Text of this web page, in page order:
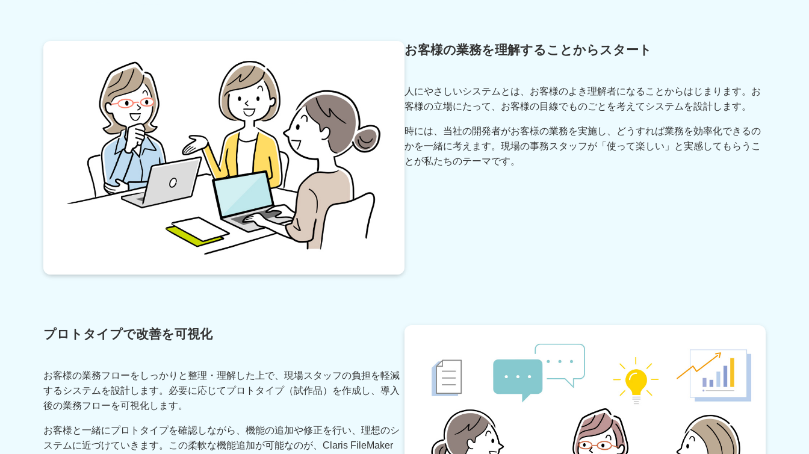
お客様の業務を理解することからスタート
人にやさしいシステムとは、お客様のよき理解者になることからはじまります。お
客様の立場にたって、お客様の目線でものごとを考えてシステムを設計します。
時には、当社の開発者がお客様の業務を実施し、どうすれば業務を効率化できるの
かを一緒に考えます。現場の事務スタッフが「使って楽しい」と実感してもらうこ
とが私たちのテーマです。
プロトタイプで改善を可視化
お客様の業務フローをしっかりと整理・理解した上で、現場スタッフの負担を軽減
するシステムを設計します。必要に応じてプロトタイプ（試作品）を作成し、導入
後の業務フローを可視化します。
お客様と一緒にプロトタイプを確認しながら、機能の追加や修正を行い、理想のシ
ステムに近づけていきます。この柔軟な機能追加が可能なのが、Claris FileMaker